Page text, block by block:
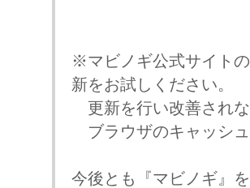
※マビノギ公式サイト
新をお試しください。
更新を行い改善され
ブラウザのキャッシ
今後とも『マビノギ』